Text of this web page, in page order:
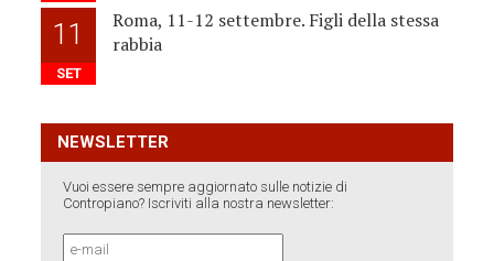
11
SET
Roma, 11-12 settembre. Figli della stessa
rabbia
NEWSLETTER
Vuoi essere sempre aggiornato sulle notizie di
Contropiano? Iscriviti alla nostra newsletter: